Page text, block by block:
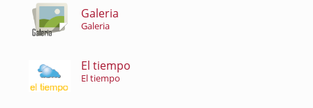
Galeria
Galeria
El tiempo
El tiempo